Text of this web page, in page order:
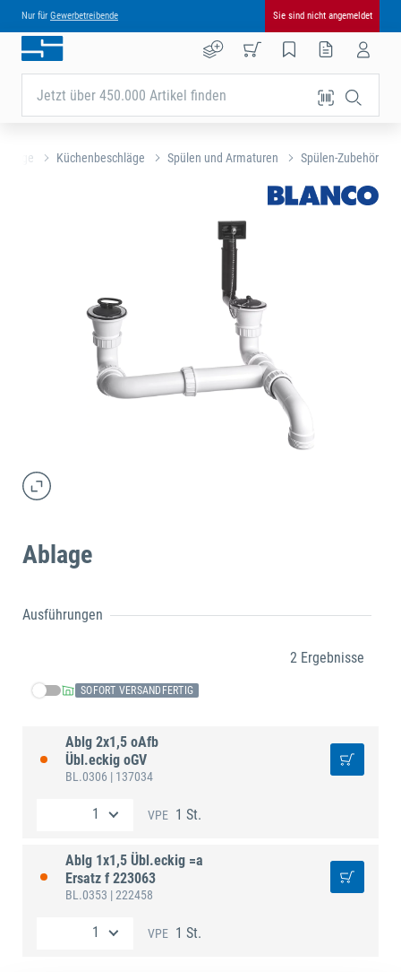
Nur für Gewerbetreibende Sie sind nicht angemeldet
Jetzt über 450.000 Artikel finden
Küchenbeschläge Spülen und Armaturen Spülen-Zubehör
Ablage
Ausführungen
2 Ergebnisse
SOFORT VERSANDFERTIG
Ablg 2x1,5 oAfb
Übl.eckig oGV
BL.0306 | 137034
VPE 1 St.
Ablg 1x1,5 Übl.eckig =a
Ersatz f 223063
BL.0353 | 222458
VPE 1 St.